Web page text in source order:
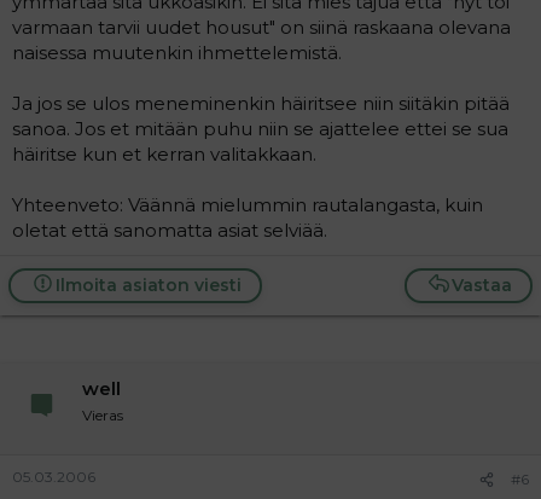
varmaan tarvii uudet housut" on siinä raskaana olevana
naisessa muutenkin ihmettelemistä.
Ja jos se ulos meneminenkin häiritsee niin siitäkin pitää
sanoa. Jos et mitään puhu niin se ajattelee ettei se sua
häiritse kun et kerran valitakkaan.
Yhteenveto: Väännä mielummin rautalangasta, kuin
oletat että sanomatta asiat selviää.
Vastaa
Ilmoita asiaton viesti
well
Vieras
05.03.2006 #6